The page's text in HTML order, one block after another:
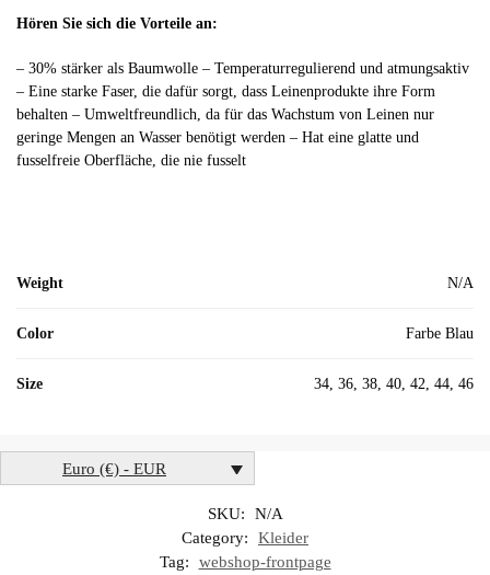
Hören Sie sich die Vorteile an:
– 30% stärker als Baumwolle – Temperaturregulierend und atmungsaktiv
– Eine starke Faser, die dafür sorgt, dass Leinenprodukte ihre Form
behalten – Umweltfreundlich, da für das Wachstum von Leinen nur
geringe Mengen an Wasser benötigt werden – Hat eine glatte und
fusselfreie Oberfläche, die nie fusselt
Weight N/A
Color Farbe Blau
Size 34, 36, 38, 40, 42, 44, 46
Euro (€) - EUR
SKU:
N/A
Category:
Kleider
Tag:
webshop-frontpage